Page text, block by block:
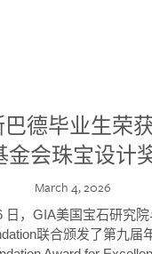
巴德毕业生荣
金会珠宝设计
March 4, 2026
日，GIA美国宝石研究
联合颁发了第九届